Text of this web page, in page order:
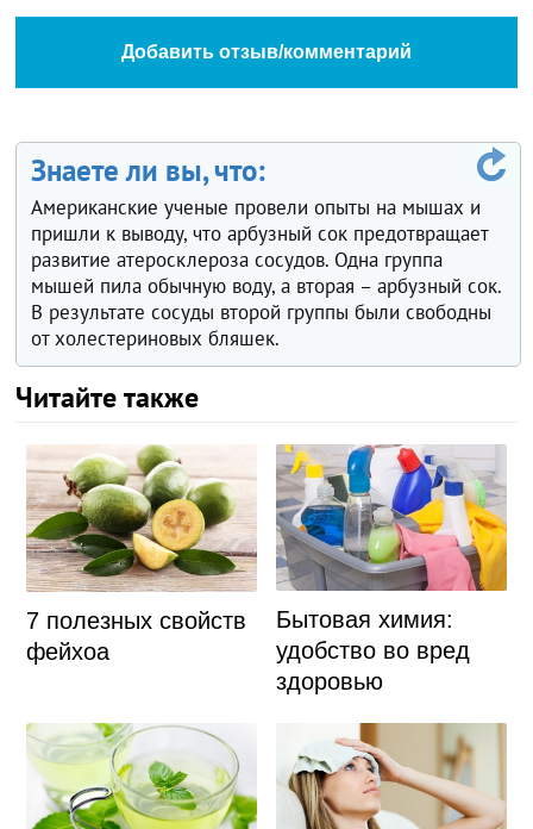
Добавить отзыв/комментарий
Знаете ли вы, что:
Американские ученые провели опыты на мышах и
пришли к выводу, что арбузный сок предотвращает
развитие атеросклероза сосудов. Одна группа
мышей пила обычную воду, а вторая – арбузный сок.
В результате сосуды второй группы были свободны
от холестериновых бляшек.
Читайте также
7 полезных свойств
фейхоа
Бытовая химия:
удобство во вред
здоровью